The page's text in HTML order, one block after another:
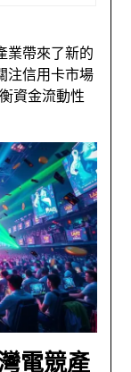
業帶來了新的
注信用卡市場
資金流動性
電競產